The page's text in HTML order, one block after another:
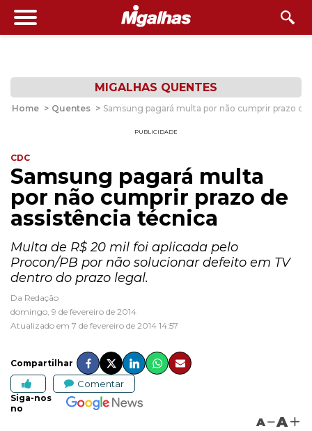
MIGALHAS QUENTES
Home > Quentes > Samsung pagará multa por não cumprir prazo
PUBLICIDADE
CDC
Samsung pagará multa
por não cumprir prazo de
assistência técnica
Multa de R$ 20 mil foi aplicada pelo
Procon/PB por não solucionar defeito em TV
dentro do prazo legal.
Da Redação
domingo, 9 de fevereiro de 2014
Atualizado em 7 de fevereiro de 2014 14:57
Compartilhar
Comentar
Siga-nos
no
A A